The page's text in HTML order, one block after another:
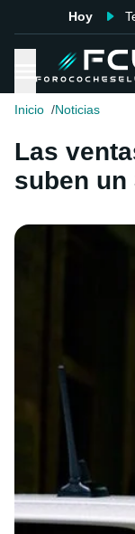
Hoy
Inicio Noticias
Las
suben un